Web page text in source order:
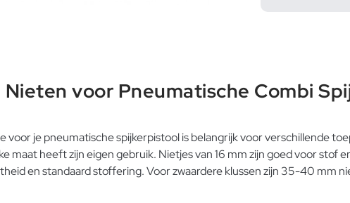
Nieten voor Pneumatische Combi
voor je pneumatische spijkerpistool is belangrijk voor verschillende
maat heeft zijn eigen gebruik. Nietjes van 16 mm zijn goed voor
en standaard stoffering. Voor zwaardere klussen zijn 35-40 mm